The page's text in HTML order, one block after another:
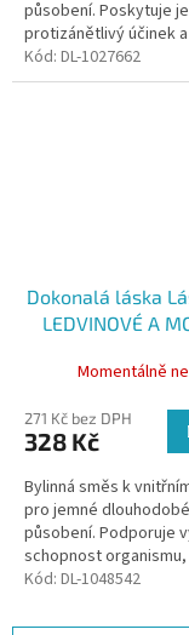
působení. Poskytuje
protizánětlivý účinek a
podporuje hojivé a
procesy. Je vhodnou
Kód: DL-1027662
Dokonalá láska
LEDVINOVÉ A
Momentálně
271 Kč bez DPH
328 Kč
Bylinná směs k
pro jemné dlouhodobé
působení. Podporuje
schopnost organismu,
napomáhá šetrné
ústrojí a rozpouštění
Kód: DL-1048542